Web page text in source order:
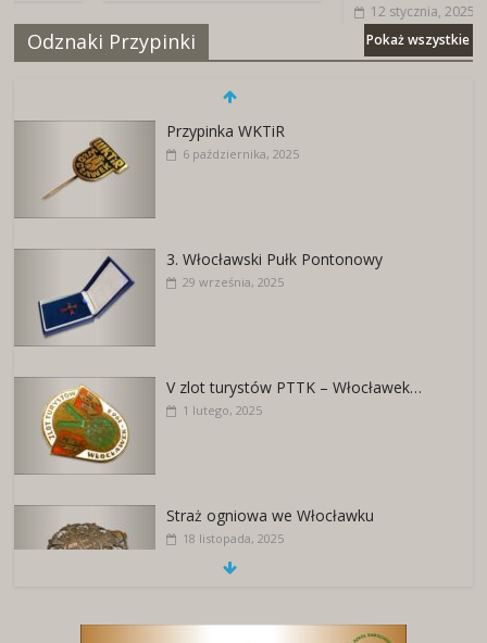
12 stycznia, 2025
Odznaki Przypinki Pokaż wszystkie
Przypinka WKTiR
6 października, 2025
3. Włocławski Pułk Pontonowy
29 września, 2025
V zlot turystów PTTK – Włocławek…
1 lutego, 2025
Straż ogniowa we Włocławku
18 listopada, 2025